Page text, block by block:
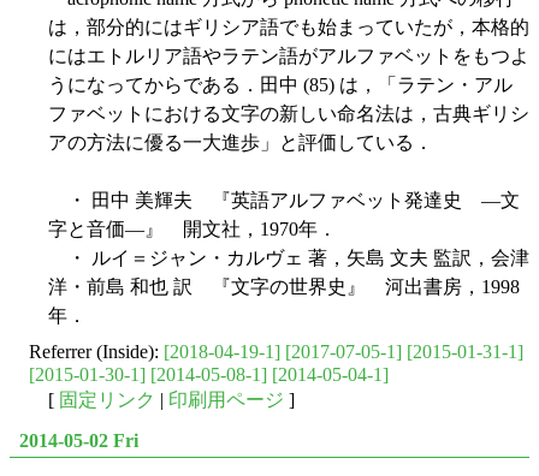
は，部分的にはギリシア語でも始まっていたが，本格的
にはエトルリア語やラテン語がアルファベットをもつよ
うになってからである．田中 (85) は，「ラテン・アル
ファベットにおける文字の新しい命名法は，古典ギリシ
アの方法に優る一大進歩」と評価している．
・ 田中 美輝夫 『英語アルファベット発達史 ―文
字と音価―』 開文社，1970年．
・ ルイ＝ジャン・カルヴェ 著，矢島 文夫 監訳，会津
洋・前島 和也 訳 『文字の世界史』 河出書房，1998
年．
Referrer (Inside): [2018-04-19-1] [2017-07-05-1] [2015-01-31-1]
[2015-01-30-1] [2014-05-08-1] [2014-05-04-1]
[ 固定リンク | 印刷用ページ ]
2014-05-02 Fri